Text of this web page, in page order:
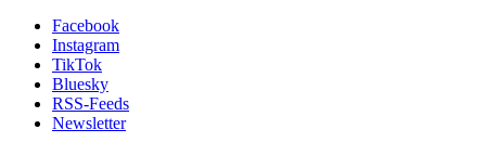
Facebook
Instagram
TikTok
Bluesky
RSS-Feeds
Newsletter